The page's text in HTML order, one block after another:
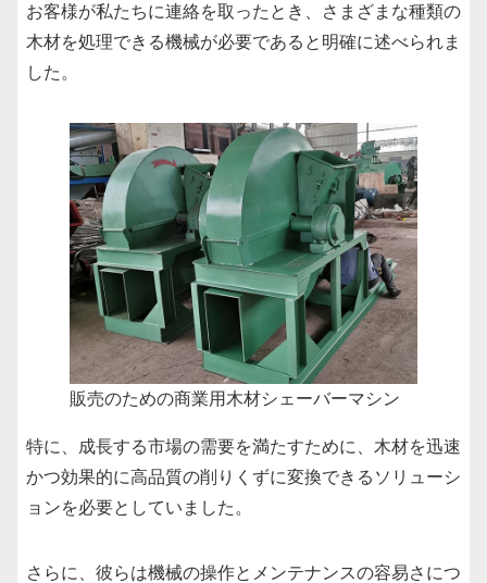
お客様が私たちに連絡を取ったとき、さまざまな種類の
木材を処理できる機械が必要であると明確に述べられま
した。
販売のための商業用木材シェーバーマシン
特に、成長する市場の需要を満たすために、木材を迅速
かつ効果的に高品質の削りくずに変換できるソリューシ
ョンを必要としていました。
さらに、彼らは機械の操作とメンテナンスの容易さにつ